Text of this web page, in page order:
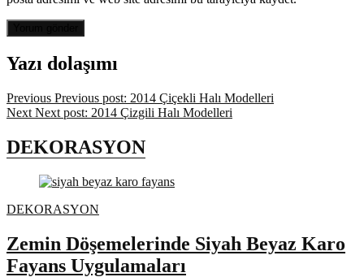
Yazı dolaşımı
Previous Previous post: 2014 Çiçekli Halı Modelleri
Next Next post: 2014 Çizgili Halı Modelleri
DEKORASYON
DEKORASYON
Zemin Döşemelerinde Siyah Beyaz Karo
Fayans Uygulamaları